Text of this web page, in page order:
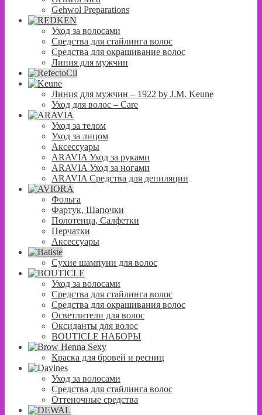
Gehwol Preparations
Уход за волосами
Средства для стайлинга волос
Средства для окрашивание волос
Линия для мужчин
Линия для мужчин – 1922 by J.M. Keune
Уход для волос – Сare
Уход за телом
Уход за лицом
Аксессуары
ARAVIA Уход за руками
ARAVIA Уход за ногами
ARAVIA Средства для депиляции
Фольга
Фартук, Шапочки
Полотенца, Салфетки
Перчатки
Аксессуары
Сухие шампуни для волос
Уход за волосами
Средства для стайлинга волос
Средства для окрашивания волос
Осветлители для волос
Оксиданты для волос
BOUTICLE НАБОРЫ
Краска для бровей и ресниц
Уход за волосами
Средства для стайлинга волос
Оттеночные средства